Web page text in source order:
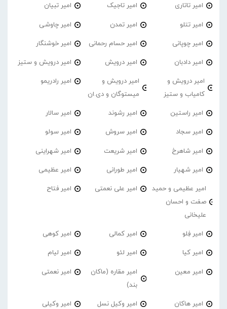
امیر تاتاری امیر تاجیک امیر تبیان
امیر تتلو امیر تمدن امیر چاوشی
امیر چوپانی امیر حسام رحمانی امیر خوشنگار
امیر دادبان امیر درویش امیر درویش و ستیز
امیر درویش و
کامیاب و ستیز
امیر درویش و
میستوگان و دی.ان
امیر رادریمو
امیر راستین امیر رشوند امیر سالار
امیر سجاد امیر سروش امیر سولو
امیر شاهرخ امیر شریعت امیر شهراینی
امیر شهیار امیر طورانی امیر عظیمی
امیر عظیمی و حمید
صفت و احسان
علیخانی
امیر علی نعمتی امیر فتاح
امیر فِلو امیر کمالی امیر کوهی
امیر کیا امیر لئو امیر لیام
امیر معین
امیر مقاره (ماکان
بند)
امیر نعمتی
امیر هاکان امیر وکیل نسل امیر وکیلی